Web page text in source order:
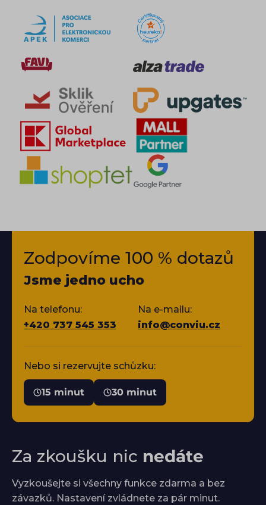
Zodpovíme 100 % dotazů
Jsme jedno ucho
Na telefonu:
+420 737 545 353
Na e-mailu:
info@conviu.cz
Nebo si rezervujte schůzku:
15 minut 30 minut
Za zkoušku nic nedáte
Vyzkoušejte si všechny funkce zdarma a bez
závazků. Nastavení zvládnete za pár minut.